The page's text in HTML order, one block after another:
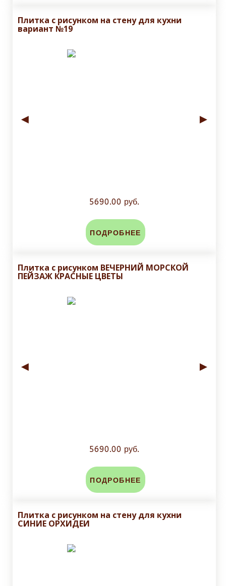
Плитка с рисунком на стену для кухни
вариант №19
◄ ►
5690.00 руб.
ПОДРОБНЕЕ
Плитка с рисунком ВЕЧЕРНИЙ МОРСКОЙ
ПЕЙЗАЖ КРАСНЫЕ ЦВЕТЫ
◄ ►
5690.00 руб.
ПОДРОБНЕЕ
Плитка с рисунком на стену для кухни
СИНИЕ ОРХИДЕИ